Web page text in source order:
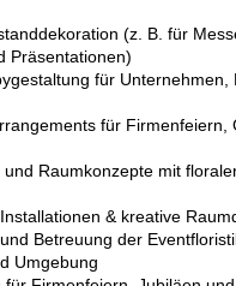
(z. B. für
Präsentationen)
für Unternehmen,
für Firmenfeiern,
Raumkonzepte mit
& kreative
Betreuung der
Umgebung